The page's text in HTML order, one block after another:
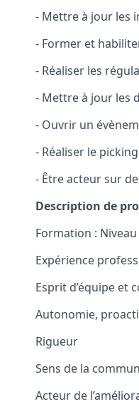
- Mettre à jour les
- Former et
- Réaliser les
- Mettre à jour les
- Ouvrir un
- Réaliser le
- Être acteur sur
Description de
Formation : Niveau
Expérience
Esprit d’équipe et
Autonomie,
Rigueur
Sens de la
Acteur de